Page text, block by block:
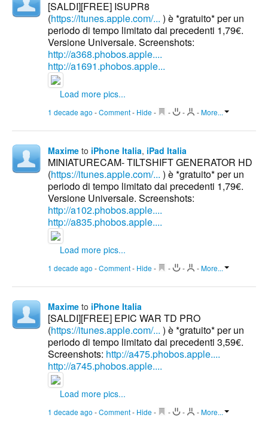
[SALDI][FREE] ISUPR8
(https://itunes.apple.com/... ) è *gratuito* per un
periodo di tempo limitato dai precedenti 1,79€.
Versione Universale. Screenshots:
http://a368.phobos.apple....
http://a1691.phobos.apple...
Load more pics...
1 decade ago -Comment- Hide - - - -More...
Maxime to iPhone Italia, iPad Italia
MINIATURECAM- TILTSHIFT GENERATOR HD
(https://itunes.apple.com/... ) è *gratuito* per un
periodo di tempo limitato dai precedenti 1,79€.
Versione Universale. Screenshots:
http://a102.phobos.apple....
http://a835.phobos.apple....
Load more pics...
1 decade ago -Comment- Hide - - - -More...
Maxime to iPhone Italia
[SALDI][FREE] EPIC WAR TD PRO
(https://itunes.apple.com/... ) è *gratuito* per un
periodo di tempo limitato dai precedenti 3,59€.
Screenshots: http://a475.phobos.apple....
http://a745.phobos.apple....
Load more pics...
1 decade ago -Comment- Hide - - - -More...